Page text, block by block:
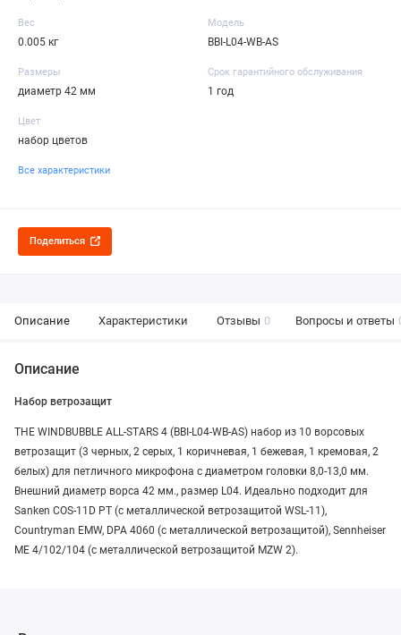
Вес
0.005 кг
Модель
BBI-L04-WB-AS
Размеры
диаметр 42 мм
Срок гарантийного обслуживания
1 год
Цвет
набор цветов
Все характеристики
Поделиться
Описание Характеристики Отзывы 0 Вопросы и ответы
Описание
Набор ветрозащит
THE WINDBUBBLE ALL-STARS 4 (BBI-L04-WB-AS) набор из 10 ворсовых
ветрозащит (3 черных, 2 серых, 1 коричневая, 1 бежевая, 1 кремовая, 2
белых) для петличного микрофона с диаметром головки 8,0-13,0 мм.
Внешний диаметр ворса 42 мм., размер L04. Идеально подходит для
Sanken COS-11D PT (с металлической ветрозащитой WSL-11),
Countryman EMW, DPA 4060 (с металлической ветрозащитой), Sennheiser
ME 4/102/104 (с металлической ветрозащитой MZW 2).